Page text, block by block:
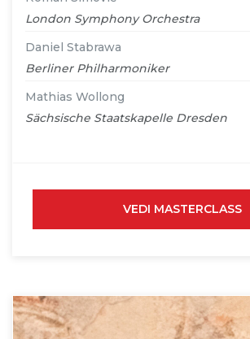
London Symphony Orchestra
Daniel Stabrawa
Berliner Philharmoniker
Mathias Wollong
Sächsische Staatskapelle Dresden
VEDI MASTERCLASS